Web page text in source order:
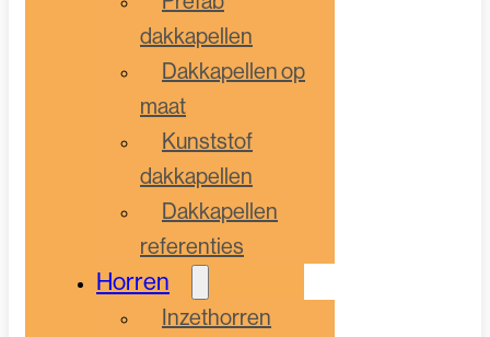
dakkapellen
Dakkapellen op
maat
Kunststof
dakkapellen
Dakkapellen
referenties
Horren
Inzethorren